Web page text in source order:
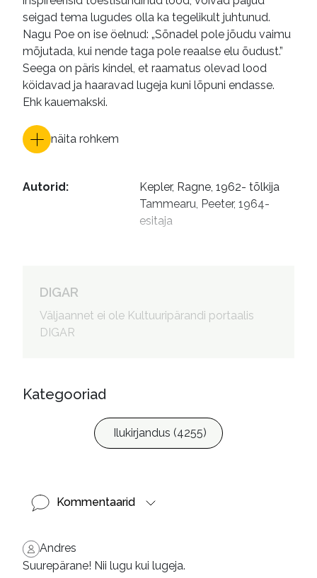
seigad tema lugudes olla ka tegelikult juhtunud.
Nagu Poe on ise öelnud: „Sõnadel pole jõudu vaimu
mõjutada, kui nende taga pole reaalse elu õudust.”
Seega on päris kindel, et raamatus olevad lood
köidavad ja haaravad lugeja kuni lõpuni endasse.
Ehk kauemakski.
näita rohkem
Autorid:
Kepler, Ragne, 1962- tõlkija
Tammearu, Peeter, 1964-
esitaja
DIGAR
Väljaannet ei ole Kultuuripärandi portaalis
DIGAR
Kategooriad
Ilukirjandus (4255)
Kommentaarid
Andres
Suurepärane! Nii lugu kui lugeja.